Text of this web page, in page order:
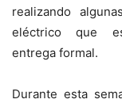
realizando
eléctrico que
entrega formal.
Durante esta